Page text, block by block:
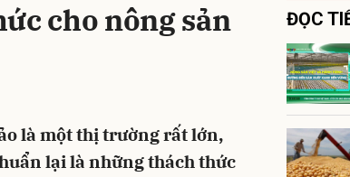
cho nông sản
là một thị trường rất lớn,
lại là những thách thức
ĐỌC